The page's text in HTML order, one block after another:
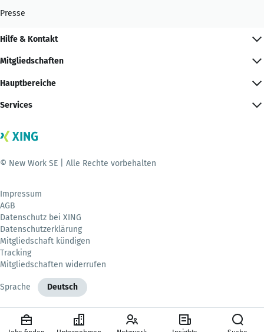
Presse
Hilfe & Kontakt
Mitgliedschaften
Hauptbereiche
Services
© New Work SE | Alle Rechte vorbehalten
Impressum
AGB
Datenschutz bei XING
Datenschutzerklärung
Mitgliedschaft kündigen
Tracking
Mitgliedschaften widerrufen
Sprache Deutsch